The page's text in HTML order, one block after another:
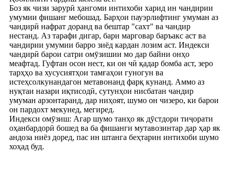
Боз як чизи зарурӣ ҳангоми интихоби харид ин чандирии
умумии фишанг мебошад. Барҳои пауэрлифтинг умуман аз
чандирӣ нафрат доранд ва бештар "сахт" ва чандир
нестанд. Аз тарафи дигар, бари марговар баръакс аст ва
чандирии умумии барро зиёд кардан лозим аст. Индекси
чандирӣ барои сатри омӯзишии мо дар байни онҳо
меафтад. Гуфтан осон нест, ки он чӣ қадар бомба аст, зеро
тарҳҳо ва хусусиятҳои тамғаҳои гуногун ва
истеҳсолкунандагон метавонанд фарқ кунанд. Аммо аз
нуқтаи назари иқтисодӣ, сутунҳои нисбатан чандир
умуман арзонтаранд, дар ниҳоят, шумо он чизеро, ки барои
он пардохт мекунед, мегиред.
Индекси омӯзиш: Агар шумо танҳо як дӯстдори тиҷорати
оҳанбардорӣ бошед ва ба фишанги мутавозинтар дар ҳар як
андоза ниёз доред, пас ин штанга беҳтарин интихоби шумо
хоҳад буд.